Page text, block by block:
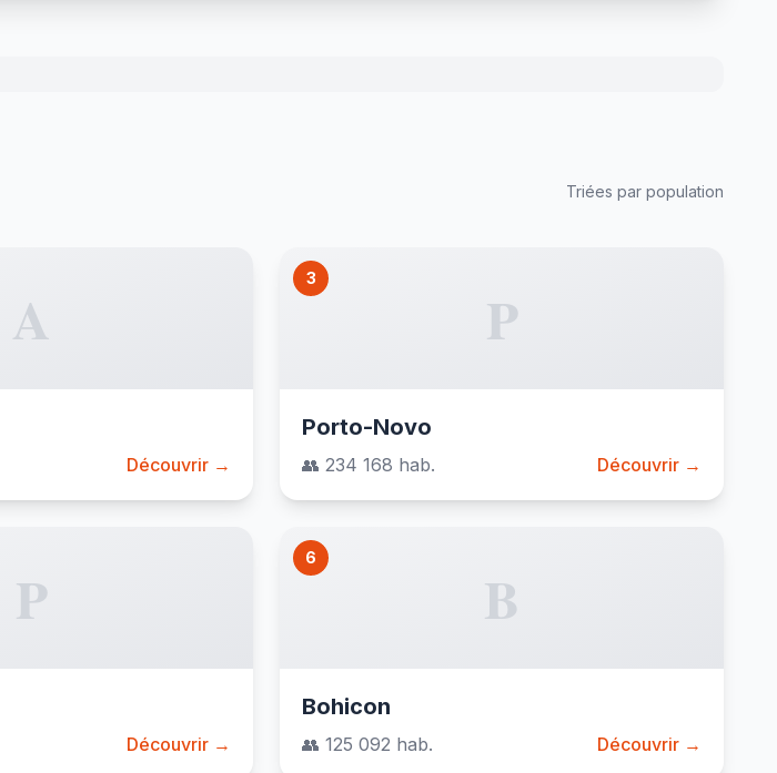
Triées par population
A
Découvrir →
3
P
Porto-Novo
👥 234 168 hab. Découvrir →
P
Découvrir →
6
B
Bohicon
👥 125 092 hab. Découvrir →